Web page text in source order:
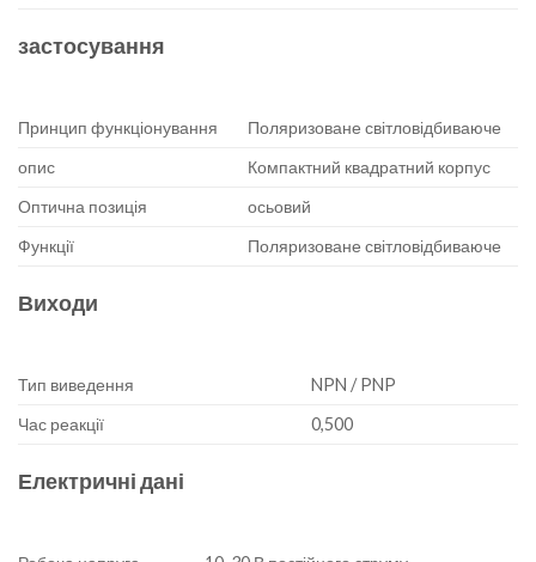
застосування
Принцип функціонування
Поляризоване світловідбиваюче
опис
Компактний квадратний корпус
Оптична позиція
осьовий
Функції
Поляризоване світловідбиваюче
Виходи
Тип виведення
NPN / PNP
Час реакції
0,500
Електричні дані